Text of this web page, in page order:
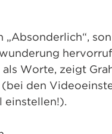
Worte, zeigt
(bei den
einstellen!).